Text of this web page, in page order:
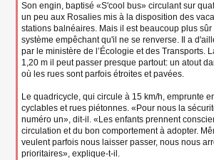
Son engin, baptisé «S'cool bus» circulant sur
un peu aux Rosalies mis à la disposition des
stations balnéaires. Mais il est beaucoup plus
système empêchant qu'il ne se renverse. Il a
par le ministère de l’Écologie et des Transports.
1,20 m il peut passer presque partout: un atout
où les rues sont parfois étroites et pavées.
Le quadricycle, qui circule à 15 km/h, emprunte
cyclables et rues piétonnes. «Pour nous la
numéro un», dit-il. «Les enfants prennent
circulation et du bon comportement à adopter.
veulent parfois nous laisser passer, nous nous
prioritaires», explique-t-il.